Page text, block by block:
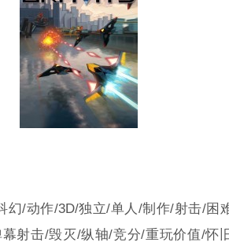
幻/动作/3D/独立/单人/制作/射击/困
射击/毁灭/纵轴/竞分/重玩价值/怀